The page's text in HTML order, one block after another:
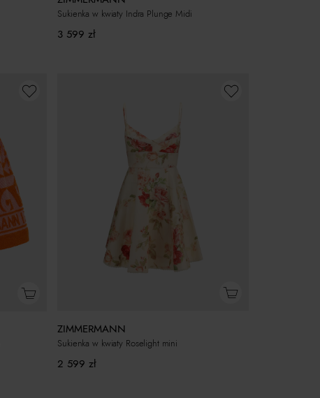
Sukienka w kwiaty Indra Plunge Midi
3 599zł
ZIMMERMANN
Sukienka w kwiaty Roselight mini
2 599zł